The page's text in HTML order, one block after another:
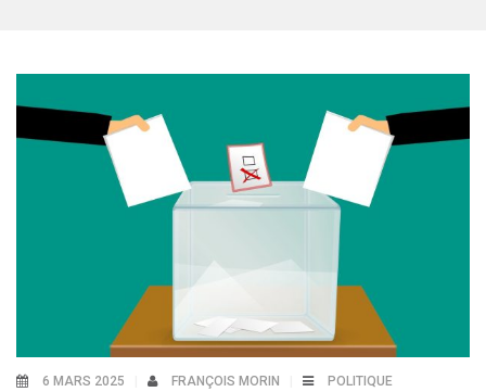
6 MARS 2025 FRANÇOIS MORIN POLITIQUE